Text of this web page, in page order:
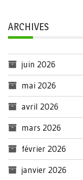
ARCHIVES
juin 2026
mai 2026
avril 2026
mars 2026
février 2026
janvier 2026